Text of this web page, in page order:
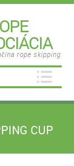
rope skipping
CUP